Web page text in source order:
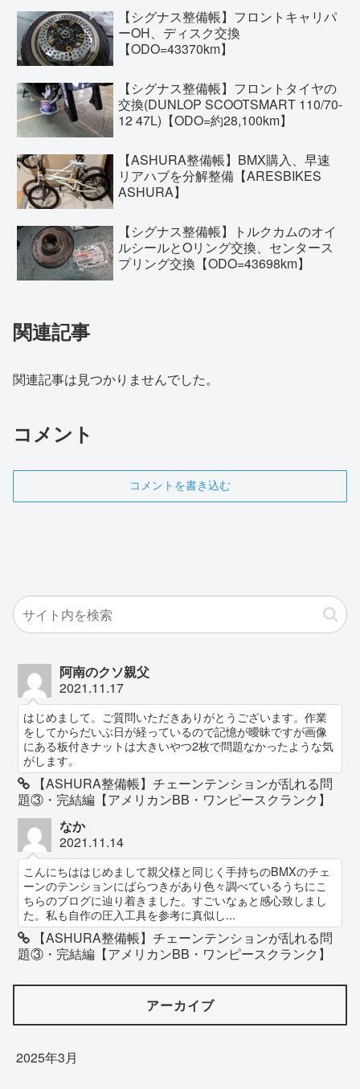
【シグナス整備帳】フロントキャリパ
ーOH、ディスク交換
【ODO=43370km】
【シグナス整備帳】フロントタイヤの
交換(DUNLOP SCOOTSMART 110/70-
12 47L)【ODO=約28,100km】
【ASHURA整備帳】BMX購入、早速
リアハブを分解整備【ARESBIKES
ASHURA】
【シグナス整備帳】トルクカムのオイ
ルシールとOリング交換、センタース
プリング交換【ODO=43698km】
関連記事
関連記事は見つかりませんでした。
コメント
コメントを書き込む
阿南のクソ親父
2021.11.17
はじめまして。ご質問いただきありがとうございます。作業
をしてからだいぶ日が経っているので記憶が曖昧ですが画像
にある板付きナットは大きいやつ2枚で問題なかったような気
がします。
【ASHURA整備帳】チェーンテンションが乱れる問
題③・完結編【アメリカンBB・ワンピースクランク】
なか
2021.11.14
こんにちははじめまして親父様と同じく手持ちのBMXのチェ
ーンのテンションにばらつきがあり色々調べているうちにこ
ちらのブログに辿り着きました。すごいなぁと感心致しまし
た。私も自作の圧入工具を参考に真似し...
【ASHURA整備帳】チェーンテンションが乱れる問
題③・完結編【アメリカンBB・ワンピースクランク】
アーカイブ
2025年3月